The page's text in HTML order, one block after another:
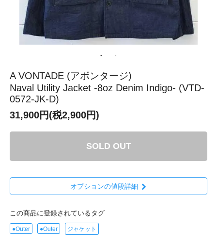
A VONTADE (アボンタージ)
Naval Utility Jacket -8oz Denim Indigo- (VTD-
0572-JK-D)
31,900円(税2,900円)
SOLD OUT
オプションの値段詳細
この商品に登録されているタグ
●Outer ●Outer ジャケット